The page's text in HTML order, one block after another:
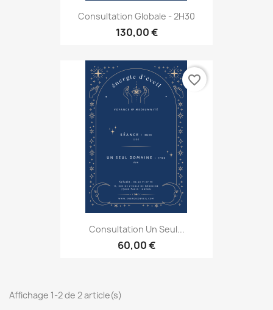
Consultation Globale - 2H30
130,00 €
Consultation Un Seul...
60,00 €
favorite_border
Affichage 1-2 de 2 article(s)